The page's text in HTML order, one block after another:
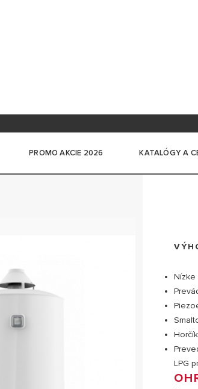
PROMO AKCIE 2026 KATALÓGY A
Nízke
LPG